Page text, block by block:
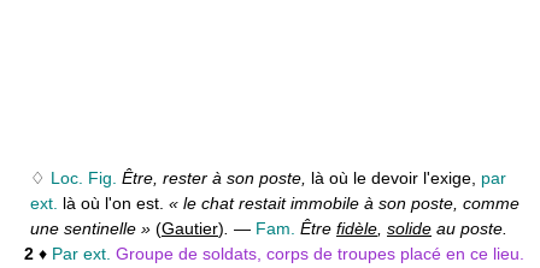
♢ Loc. Fig. Être, rester à son poste, là où le devoir l'exige, par
ext. là où l'on est. « le chat restait immobile à son poste, comme
une sentinelle » (Gautier). — Fam. Être fidèle, solide au poste.
2 ♦ Par ext. Groupe de soldats, corps de troupes placé en ce lieu.